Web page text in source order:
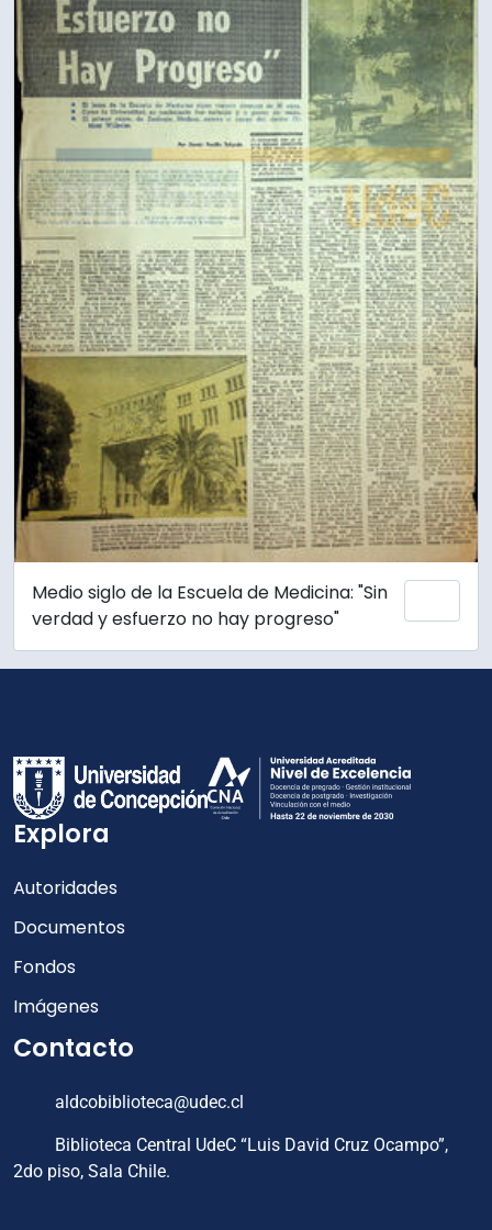
Medio siglo de la Escuela de Medicina: "Sin
verdad y esfuerzo no hay progreso"
Explora
Autoridades
Documentos
Fondos
Imágenes
Contacto
aldcobiblioteca@udec.cl
Biblioteca Central UdeC “Luis David Cruz Ocampo”,
2do piso, Sala Chile.